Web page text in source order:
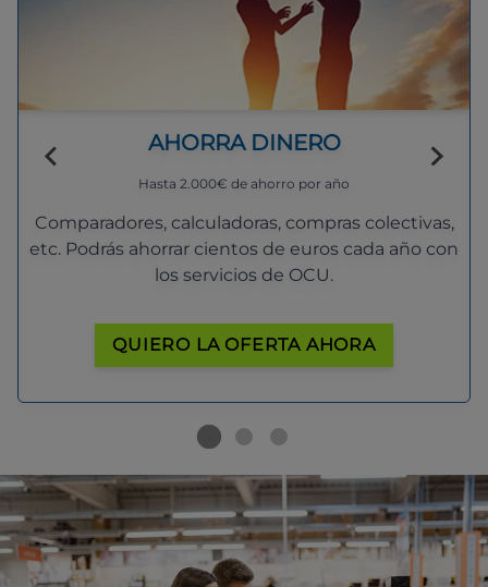
AHORRA DINERO
Hasta 2.000€ de ahorro por año
Comparadores, calculadoras, compras colectivas,
etc. Podrás ahorrar cientos de euros cada año con
los servicios de OCU.
QUIERO LA OFERTA AHORA